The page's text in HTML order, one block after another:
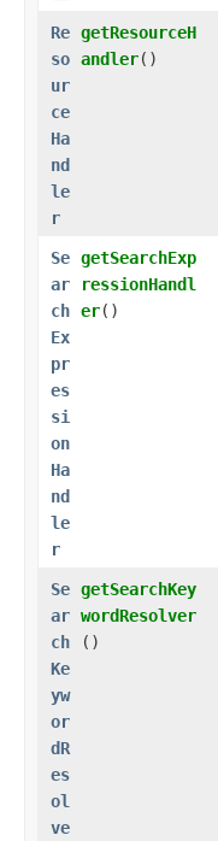
Re
so
ur
ce
Ha
nd
le
r
getResourceH
andler()
Se
ar
ch
Ex
pr
es
si
on
Ha
nd
le
r
getSearchExp
ressionHandl
er()
Se
ar
ch
Ke
yw
or
dR
es
ol
ve
getSearchKey
wordResolver
()